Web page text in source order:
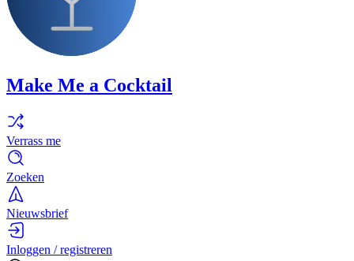
Make Me a Cocktail
Verrass me
Zoeken
Nieuwsbrief
Inloggen / registreren